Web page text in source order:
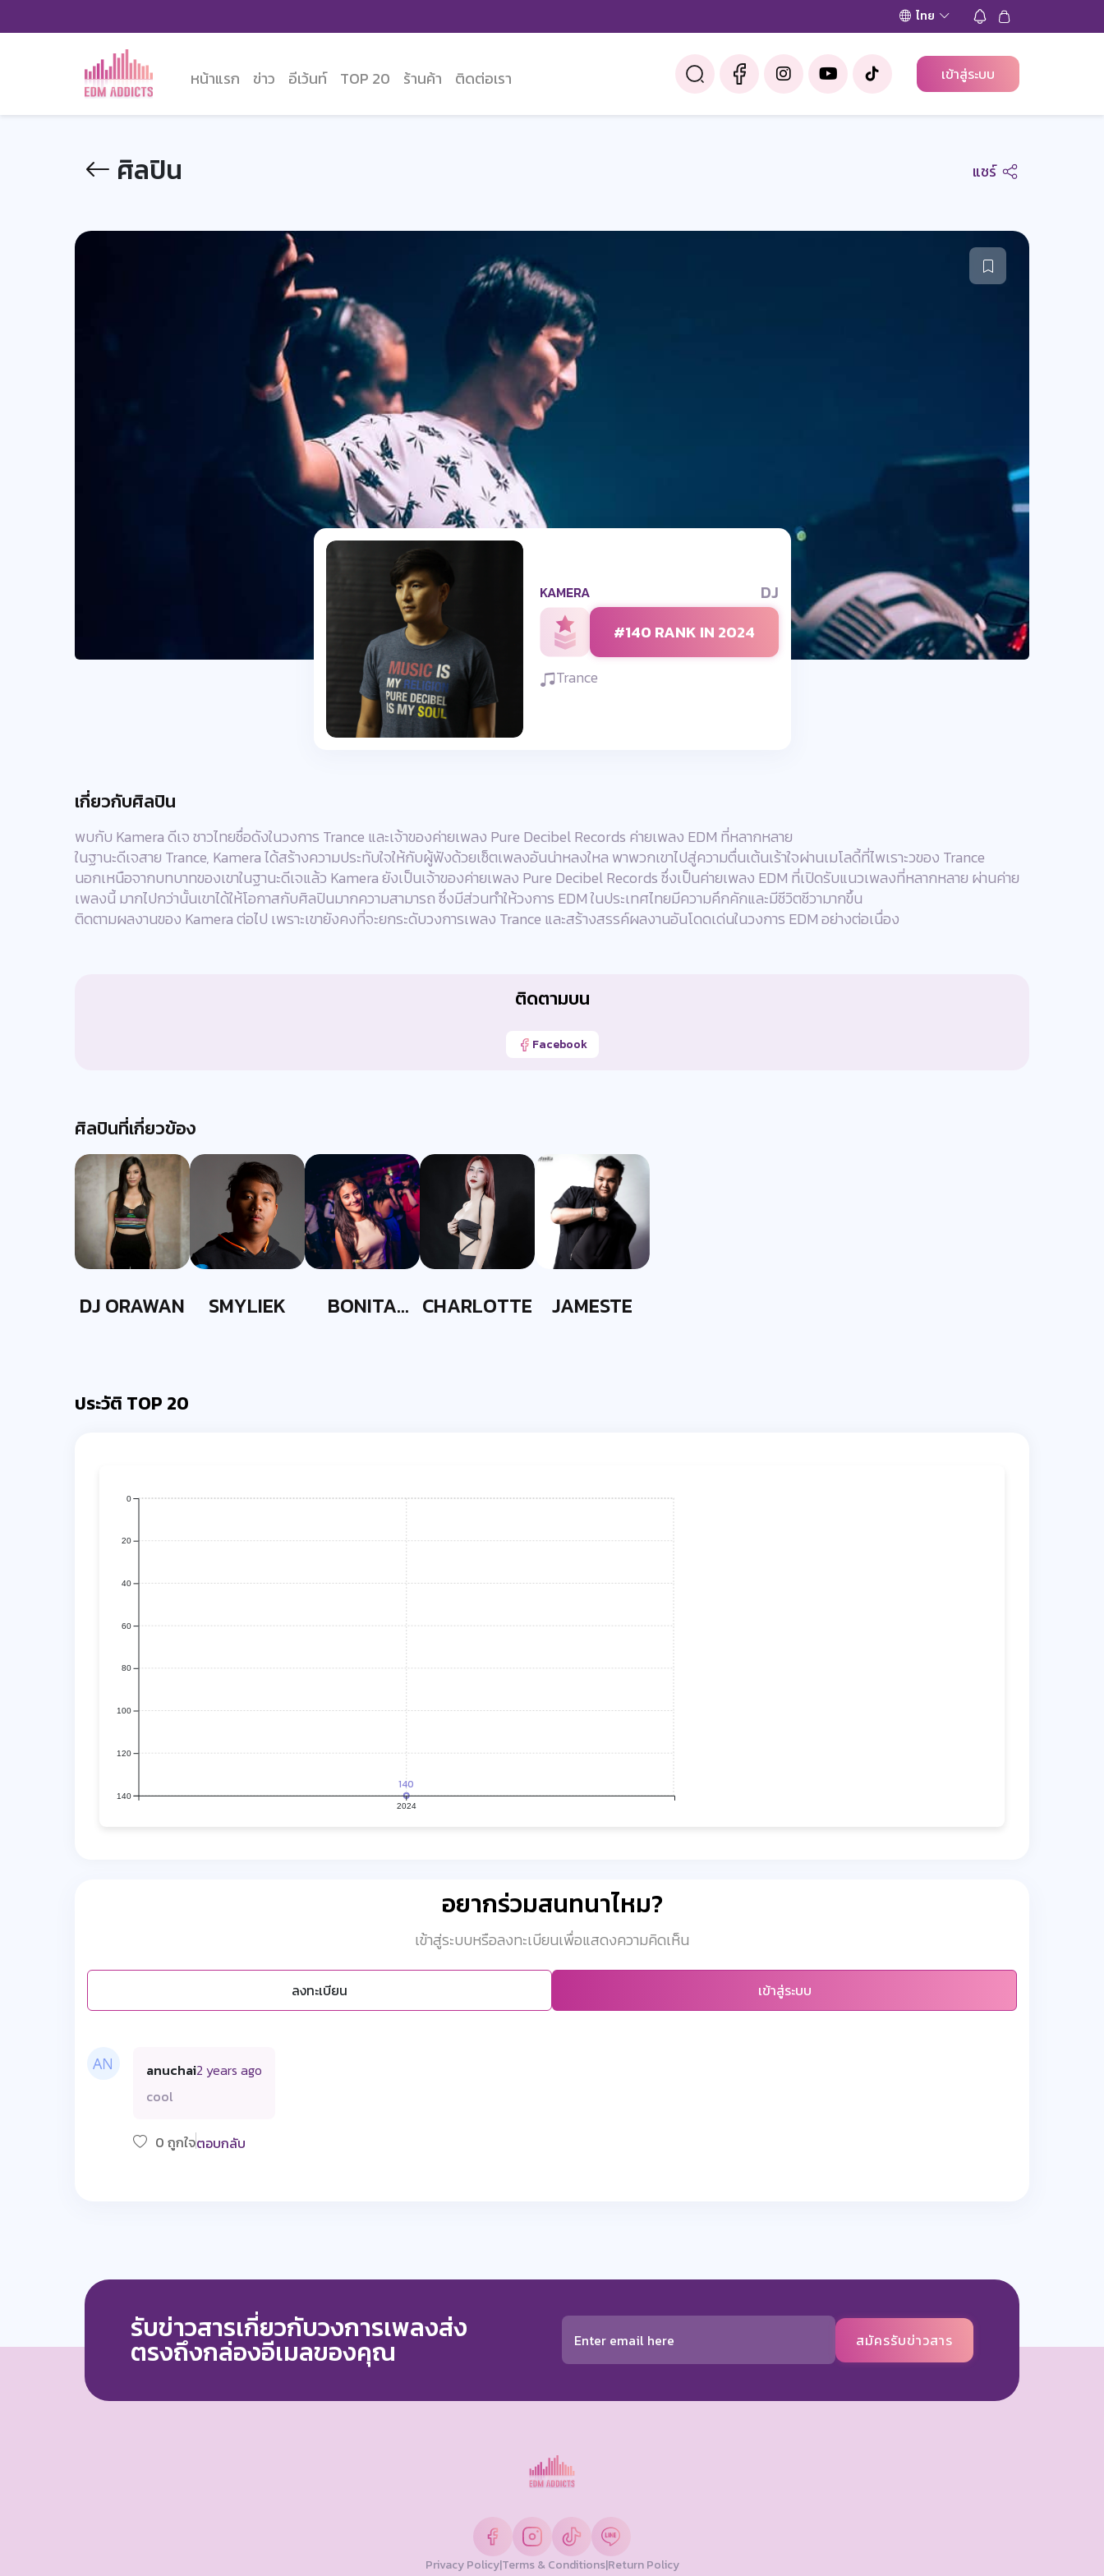
ไทย
หน้าแรก ข่าว อีเว้นท์ TOP 20 ร้านค้า ติดต่อเรา เข้าสู่ระบบ
ศิลปิน แชร์
KAMERA DJ
#140 RANK IN 2024
Trance
เกี่ยวกับศิลปิน
พบกับ Kamera ดีเจ ชาวไทยชื่อดังในวงการ Trance และเจ้าของค่ายเพลง Pure Decibel Records ค่ายเพลง EDM ที่หลากหลาย
ในฐานะดีเจสาย Trance, Kamera ได้สร้างความประทับใจให้กับผู้ฟังด้วยเซ็ตเพลงอันน่าหลงใหล พาพวกเขาไปสู่ความตื่นเต้นเร้าใจผ่านเมโลดี้ที่ไพเราะวของ Trance
นอกเหนือจากบทบาทของเขาในฐานะดีเจแล้ว Kamera ยังเป็นเจ้าของค่ายเพลง Pure Decibel Records ซึ่งเป็นค่ายเพลง EDM ที่เปิดรับแนวเพลงที่หลากหลาย ผ่านค่าย
เพลงนี้ มากไปกว่านั้นเขาได้ให้โอกาสกับศิลปินมากความสามารถ ซึ่งมีส่วนทำให้วงการ EDM ในประเทศไทยมีความคึกคักและมีชีวิตชีวามากขึ้น
ติดตามผลงานของ Kamera ต่อไป เพราะเขายังคงที่จะยกระดับวงการเพลง Trance และสร้างสรรค์ผลงานอันโดดเด่นในวงการ EDM อย่างต่อเนื่อง
ติดตามบน
Facebook
ศิลปินที่เกี่ยวข้อง
DJ ORAWAN SMYLIEK BONITA CHARLOTTE JAMESTE
ประวัติ TOP 20
140
2024
140
120
100
80
60
40
20
0
อยากร่วมสนทนาไหม?
เข้าสู่ระบบหรือลงทะเบียนเพื่อแสดงความคิดเห็น
ลงทะเบียน เข้าสู่ระบบ
anuchai2 years ago
cool
0 ถูกใจตอบกลับ
รับข่าวสารเกี่ยวกับวงการเพลงส่ง
ตรงถึงกล่องอีเมลของคุณ สมัครรับข่าวสาร
Privacy Policy|Terms & Conditions|Return Policy